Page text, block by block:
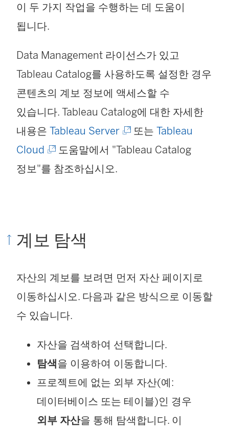
이 두 가지 작업을 수행하는 데 도움이
됩니다.
Data Management 라이선스가 있고
Tableau Catalog를 사용하도록 설정한 경우
콘텐츠의 계보 정보에 액세스할 수
있습니다. Tableau Catalog에 대한 자세한
내용은 Tableau Server(
링
열
림
또는 Tableau
Cloud (
링
창
서
열
림
)
도움말에서 "Tableau Catalog
정보"를 참조하십시오.
계보 탐색
자산의 계보를 보려면 먼저 자산 페이지로
이동하십시오. 다음과 같은 방식으로 이동할
수 있습니다.
자산을 검색하여 선택합니다.
탐색을 이용하여 이동합니다.
프로젝트에 없는 외부 자산(예:
데이터베이스 또는 테이블)인 경우
외부 자산을 통해 탐색합니다. 이